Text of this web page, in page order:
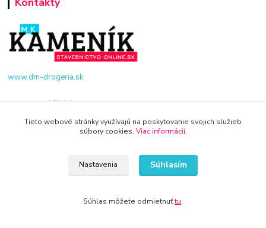
www.dm-drogeria.sk
Viktória
+421 940 949 000
Tieto webové stránky využívajú na poskytovanie svojich služieb
súbory cookies. Viac informácií.
Nastavenia Súhlasím
Súhlas môžete odmietnuťtu.